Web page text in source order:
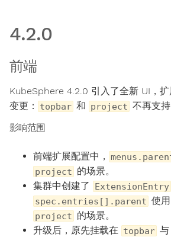
4.2.0
前端
KubeSphere 4.2.0 引入了全新 UI，
变更：
topbar 和 project 不再支持
影响范围
前端扩展配置中，
project 的场景。
集群中创建了
ExtensionEntry
spec.entries[].parent 使用
project 的场景。
升级后，原先挂载在 topbar 与